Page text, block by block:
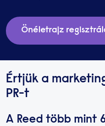
Önéletrajz
Értjük a
PR-t
A Reed több mint